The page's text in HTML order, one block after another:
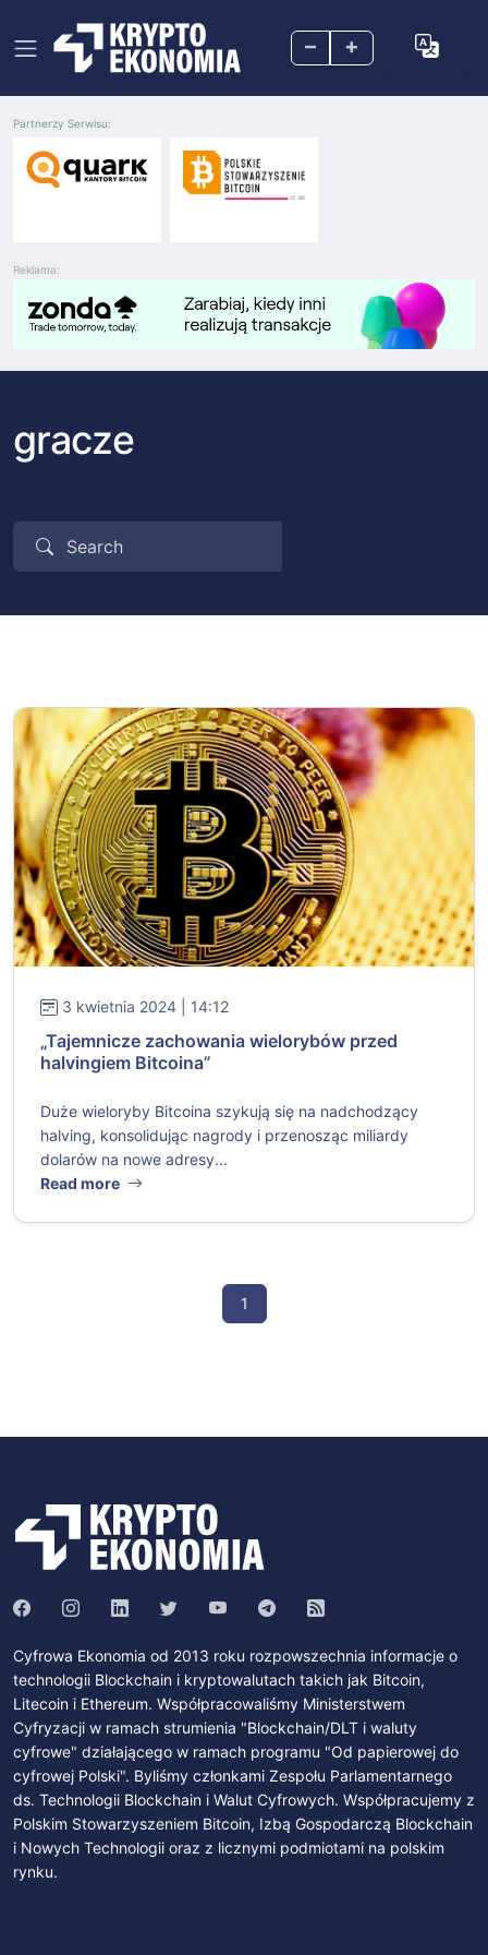
– +
Reklama:
Partnerzy Serwisu:
gracze
3 kwietnia 2024 | 14:12
„Tajemnicze zachowania wielorybów przed
halvingiem Bitcoina”
Duże wieloryby Bitcoina szykują się na nadchodzący
halving, konsolidując nagrody i przenosząc miliardy
dolarów na nowe adresy...
Read more
1
Cyfrowa Ekonomia od 2013 roku rozpowszechnia informacje o
technologii Blockchain i kryptowalutach takich jak Bitcoin,
Litecoin i Ethereum. Współpracowaliśmy Ministerstwem
Cyfryzacji w ramach strumienia "Blockchain/DLT i waluty
cyfrowe" działającego w ramach programu "Od papierowej do
cyfrowej Polski". Byliśmy członkami Zespołu Parlamentarnego
ds. Technologii Blockchain i Walut Cyfrowych. Współpracujemy z
Polskim Stowarzyszeniem Bitcoin, Izbą Gospodarczą Blockchain
i Nowych Technologii oraz z licznymi podmiotami na polskim
rynku.